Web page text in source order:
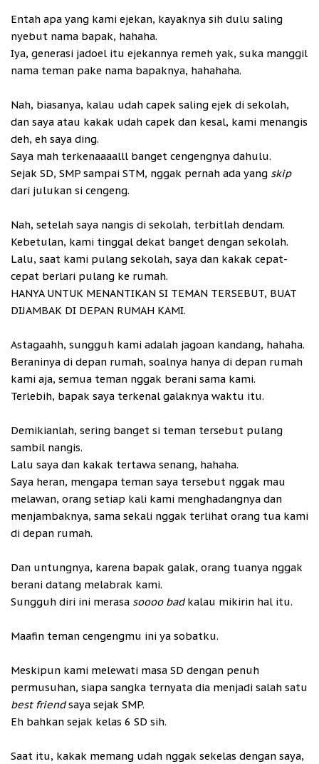
Entah apa yang kami ejekan, kayaknya sih dulu saling
nyebut nama bapak, hahaha.
Iya, generasi jadoel itu ejekannya remeh yak, suka manggil
nama teman pake nama bapaknya, hahahaha.
Nah, biasanya, kalau udah capek saling ejek di sekolah,
dan saya atau kakak udah capek dan kesal, kami menangis
deh, eh saya ding.
Saya mah terkenaaaalll banget cengengnya dahulu.
Sejak SD, SMP sampai STM, nggak pernah ada yang skip
dari julukan si cengeng.
Nah, setelah saya nangis di sekolah, terbitlah dendam.
Kebetulan, kami tinggal dekat banget dengan sekolah.
Lalu, saat kami pulang sekolah, saya dan kakak cepat-
cepat berlari pulang ke rumah.
HANYA UNTUK MENANTIKAN SI TEMAN TERSEBUT, BUAT
DIJAMBAK DI DEPAN RUMAH KAMI.
Astagaahh, sungguh kami adalah jagoan kandang, hahaha.
Beraninya di depan rumah, soalnya hanya di depan rumah
kami aja, semua teman nggak berani sama kami.
Terlebih, bapak saya terkenal galaknya waktu itu.
Demikianlah, sering banget si teman tersebut pulang
sambil nangis.
Lalu saya dan kakak tertawa senang, hahaha.
Saya heran, mengapa teman saya tersebut nggak mau
melawan, orang setiap kali kami menghadangnya dan
menjambaknya, sama sekali nggak terlihat orang tua kami
di depan rumah.
Dan untungnya, karena bapak galak, orang tuanya nggak
berani datang melabrak kami.
Sungguh diri ini merasa soooo badkalau mikirin hal itu.
Maafin teman cengengmu ini ya sobatku.
Meskipun kami melewati masa SD dengan penuh
permusuhan, siapa sangka ternyata dia menjadi salah satu
best friendsaya sejak SMP.
Eh bahkan sejak kelas 6 SD sih.
Saat itu, kakak memang udah nggak sekelas dengan saya,